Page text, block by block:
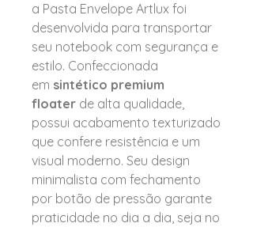
a Pasta Envelope Artlux foi
desenvolvida para transportar
seu notebook com segurança e
estilo. Confeccionada
em sintético premium
floater de alta qualidade,
possui acabamento texturizado
que confere resistência e um
visual moderno. Seu design
minimalista com fechamento
por botão de pressão garante
praticidade no dia a dia, seja no